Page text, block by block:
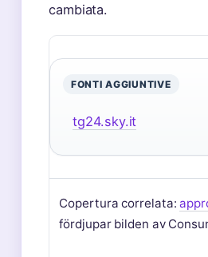
cambiata.
FONTI AGGIUNTIVE
tg24.sky.it
Copertura correlata:
fördjupar bilden av